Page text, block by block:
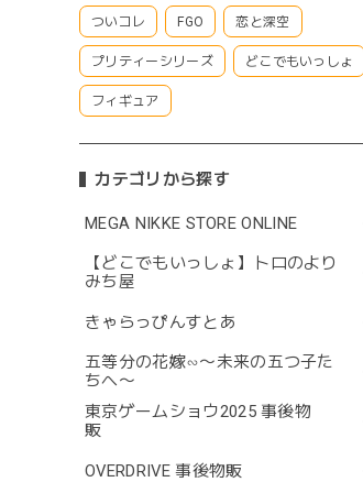
ついコレ FGO 恋と深空
プリティーシリーズ どこでもいっしょ
フィギュア
カテゴリから探す
MEGA NIKKE STORE ONLINE
【どこでもいっしょ】トロのより
みち屋
きゃらっぴんすとあ
五等分の花嫁∽〜未来の五つ子た
ちへ〜
東京ゲームショウ2025 事後物
販
OVERDRIVE 事後物販